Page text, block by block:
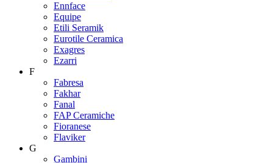
Ennface
Equipe
Etili Seramik
Eurotile Ceramica
Exagres
Ezarri
F
Fabresa
Fakhar
Fanal
FAP Ceramiche
Fioranese
Flaviker
G
Gambini